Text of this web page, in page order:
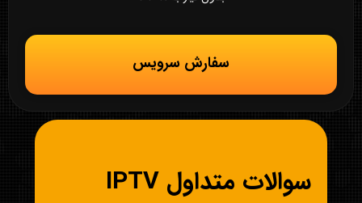
سفارش سرویس
سوالات متداول IPTV